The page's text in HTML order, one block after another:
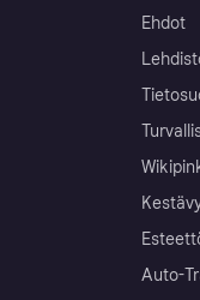
Ehdot
Auto-